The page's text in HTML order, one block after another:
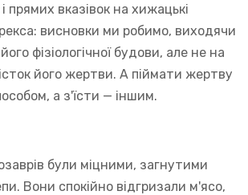
прямих вказівок на хижацькі
висновки ми робимо, виходячи
фізіологічної будови, але не на
його жертви. А піймати жертву
а з'їсти — іншим.
були міцними, загнутими
Вони спокійно відгризали м'ясо,